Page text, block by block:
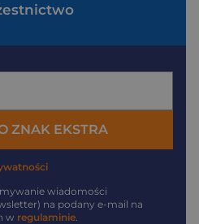
ZNAK EKSTRA
wiadomości
na podany e-mail na
w regulaminie